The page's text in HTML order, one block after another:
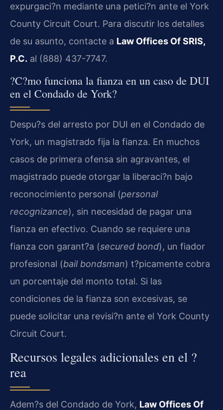
expurgaci?n mediante una petici?n ante el York
County Circuit Court. Para discutir los detalles
de su asunto, contacte a Law Offices Of SRIS,
P.C. al (888) 437-7747.
?C?mo funciona la fianza en un caso de DUI
en el Condado de York?
Despu?s del arresto por DUI en el Condado de
York, un magistrado fija la fianza. En muchos
casos de primera ofensa sin agravantes, el
magistrado puede otorgar la liberaci?n bajo
reconocimiento personal (personal
recognizance), sin necesidad de pagar una
fianza en efectivo. Cuando se requiere una
fianza con garant?a (secured bond), un fiador
profesional (bail bondsman) t?picamente cobra
un porcentaje del monto total. Si las
condiciones de la fianza son excesivas, se
puede solicitar una revisi?n ante el York County
Circuit Court.
Recursos legales adicionales en el ?
rea
Adem?s del Condado de York, Law Offices Of